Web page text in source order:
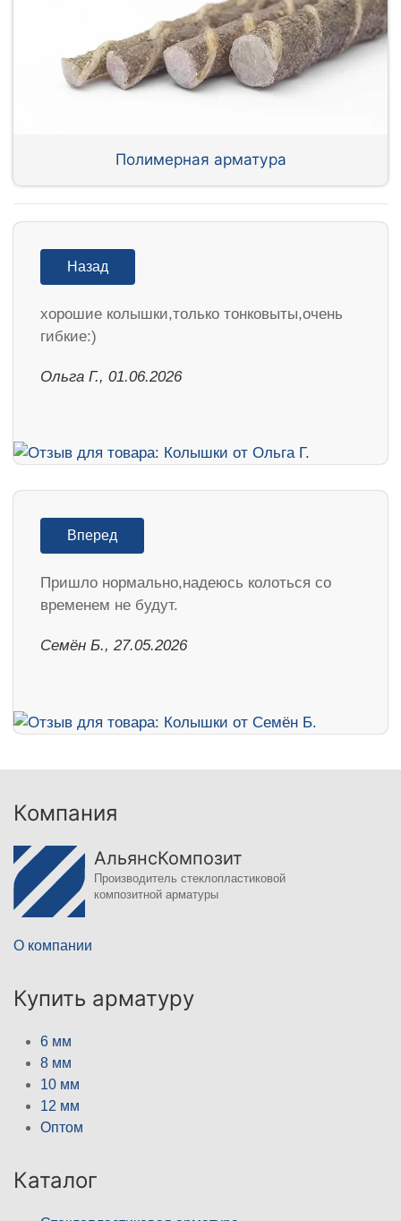
Полимерная арматура
Назад
хорошие колышки,только тонковыты,очень
гибкие:)
Ольга Г., 01.06.2026
Вперед
Пришло нормально,надеюсь колоться со
временем не будут.
Семён Б., 27.05.2026
Компания
АльянсКомпозит
Производитель стеклопластиковой
композитной арматуры
О компании
Купить арматуру
6 мм
8 мм
10 мм
12 мм
Оптом
Каталог